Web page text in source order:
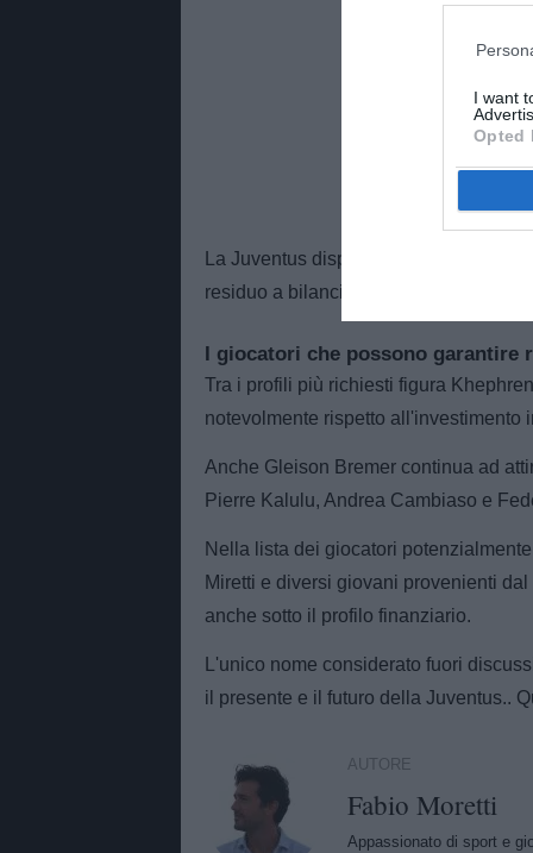
I want
Opted
La Juventus dispone di diversi
residuo a bilancio, condizione ideale
I giocatori che possono garantire
Tra i profili più richiesti figura
notevolmente rispetto all'investimento
Anche Gleison Bremer continua ad
Pierre Kalulu, Andrea Cambiaso e
Nella lista dei giocatori
Miretti e diversi giovani provenienti
anche sotto il profilo finanziario.
L'unico nome considerato fuori
il presente e il futuro della Juventus..
AUTORE
Fabio Moretti
Appassionato di sport e